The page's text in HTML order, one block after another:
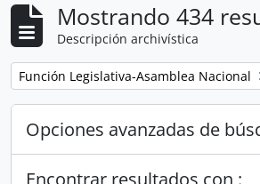
Mostrando 434
Descripción archivística
Remove filter:
Función Legislativa-Asamblea Nacional
Opciones avanzadas de
Encontrar resultados con :